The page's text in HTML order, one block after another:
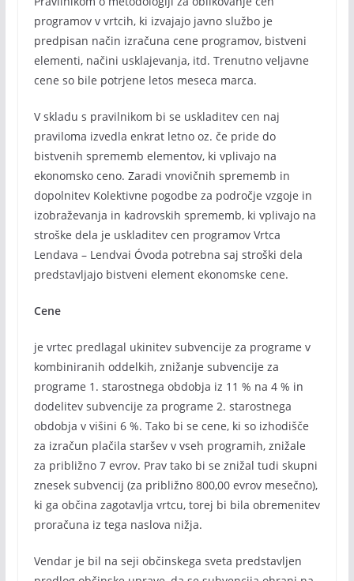
programov v vrtcih, ki izvajajo javno službo je
predpisan način izračuna cene programov, bistveni
elementi, načini usklajevanja, itd. Trenutno veljavne
cene so bile potrjene letos meseca marca.
V skladu s pravilnikom bi se uskladitev cen naj
praviloma izvedla enkrat letno oz. če pride do
bistvenih sprememb elementov, ki vplivajo na
ekonomsko ceno. Zaradi vnovičnih sprememb in
dopolnitev Kolektivne pogodbe za področje vzgoje in
izobraževanja in kadrovskih sprememb, ki vplivajo na
stroške dela je uskladitev cen programov Vrtca
Lendava – Lendvai Óvoda potrebna saj stroški dela
predstavljajo bistveni element ekonomske cene.
Cene
je vrtec predlagal ukinitev subvencije za programe v
kombiniranih oddelkih, znižanje subvencije za
programe 1. starostnega obdobja iz 11 % na 4 % in
dodelitev subvencije za programe 2. starostnega
obdobja v višini 6 %. Tako bi se cene, ki so izhodišče
za izračun plačila staršev v vseh programih, znižale
za približno 7 evrov. Prav tako bi se znižal tudi skupni
znesek subvencij (za približno 800,00 evrov mesečno),
ki ga občina zagotavlja vrtcu, torej bi bila obremenitev
proračuna iz tega naslova nižja.
Vendar je bil na seji občinskega sveta predstavljen